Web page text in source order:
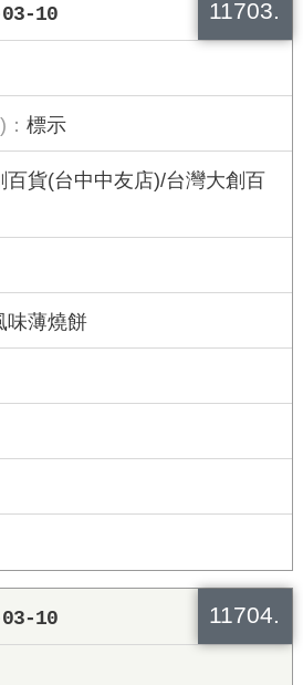
11703.
10
標示
百貨(台中中友店)/台灣大創百
味薄燒餅
11704.
10